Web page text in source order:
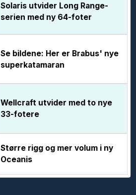
Solaris utvider Long Range-
serien med ny 64-foter
Se bildene: Her er Brabus' nye
superkatamaran
Wellcraft utvider med to nye
33-fotere
Større rigg og mer volum i ny
Oceanis